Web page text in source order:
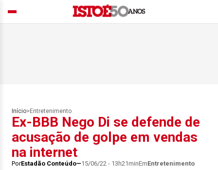
Início> Entretenimento
Ex-BBB Nego Di se defende de
acusação de golpe em vendas
na internet
PorEstadão Conteúdo 15/06/22 - 13h21minEmEntretenimento